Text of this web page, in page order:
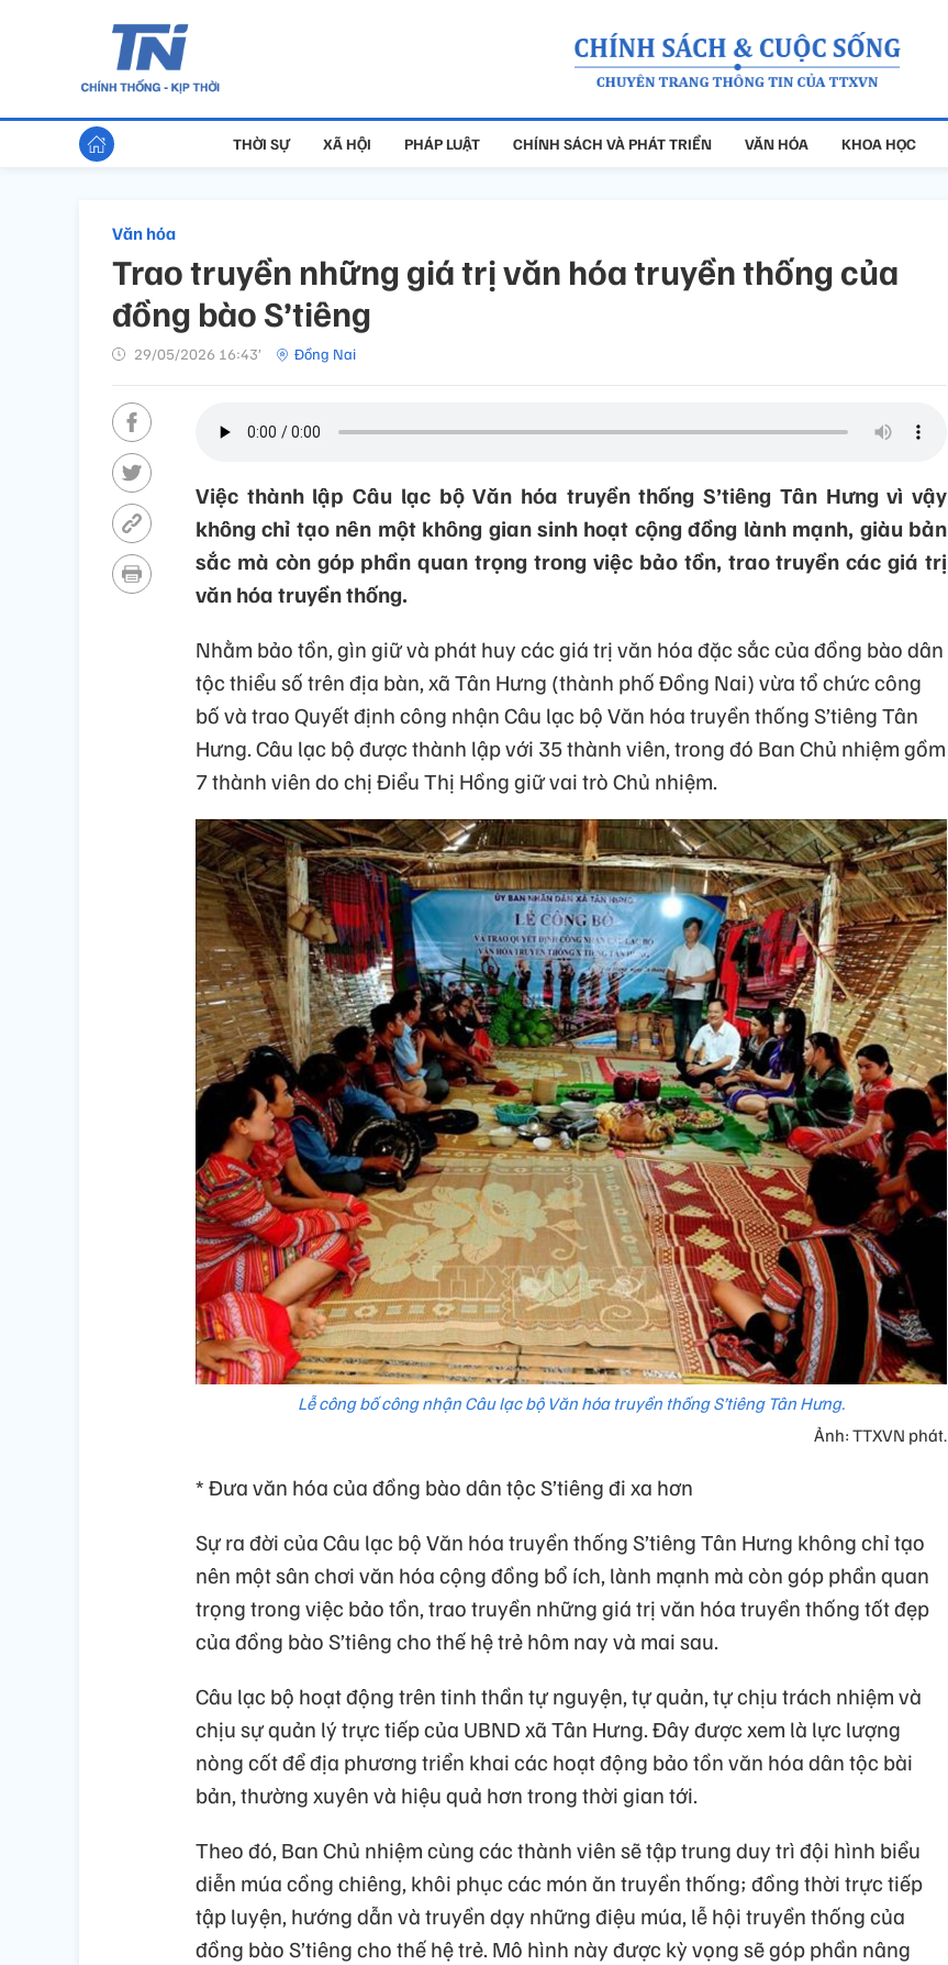
THỜI SỰ XÃ HỘI PHÁP LUẬT CHÍNH SÁCH VÀ PHÁT TRIỂN VĂN HÓA KHOA HỌC
Văn hóa
Trao truyền những giá trị văn hóa truyền thống của
đồng bào S’tiêng
29/05/2026 16:43’ Đồng Nai
Việc thành lập Câu lạc bộ Văn hóa truyền thống S’tiêng Tân Hưng vì vậy
không chỉ tạo nên một không gian sinh hoạt cộng đồng lành mạnh, giàu bản
sắc mà còn góp phần quan trọng trong việc bảo tồn, trao truyền các giá trị
văn hóa truyền thống.
Nhằm bảo tồn, gìn giữ và phát huy các giá trị văn hóa đặc sắc của đồng bào dân
tộc thiểu số trên địa bàn, xã Tân Hưng (thành phố Đồng Nai) vừa tổ chức công
bố và trao Quyết định công nhận Câu lạc bộ Văn hóa truyền thống S’tiêng Tân
Hưng. Câu lạc bộ được thành lập với 35 thành viên, trong đó Ban Chủ nhiệm gồm
7 thành viên do chị Điểu Thị Hồng giữ vai trò Chủ nhiệm.
Lễ công bố công nhận Câu lạc bộ Văn hóa truyền thống S’tiêng Tân Hưng.
Ảnh: TTXVN phát.
* Đưa văn hóa của đồng bào dân tộc S’tiêng đi xa hơn
Sự ra đời của Câu lạc bộ Văn hóa truyền thống S’tiêng Tân Hưng không chỉ tạo
nên một sân chơi văn hóa cộng đồng bổ ích, lành mạnh mà còn góp phần quan
trọng trong việc bảo tồn, trao truyền những giá trị văn hóa truyền thống tốt đẹp
của đồng bào S’tiêng cho thế hệ trẻ hôm nay và mai sau.
Câu lạc bộ hoạt động trên tinh thần tự nguyện, tự quản, tự chịu trách nhiệm và
chịu sự quản lý trực tiếp của UBND xã Tân Hưng. Đây được xem là lực lượng
nòng cốt để địa phương triển khai các hoạt động bảo tồn văn hóa dân tộc bài
bản, thường xuyên và hiệu quả hơn trong thời gian tới.
Theo đó, Ban Chủ nhiệm cùng các thành viên sẽ tập trung duy trì đội hình biểu
diễn múa cồng chiêng, khôi phục các món ăn truyền thống; đồng thời trực tiếp
tập luyện, hướng dẫn và truyền dạy những điệu múa, lễ hội truyền thống của
đồng bào S’tiêng cho thế hệ trẻ. Mô hình này được kỳ vọng sẽ góp phần nâng